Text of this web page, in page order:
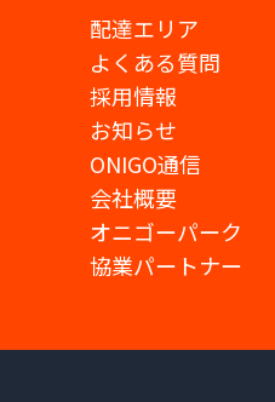
配達エリア
よくある質問
採用情報
お知らせ
ONIGO通信
会社概要
オニゴーパーク
協業パートナー